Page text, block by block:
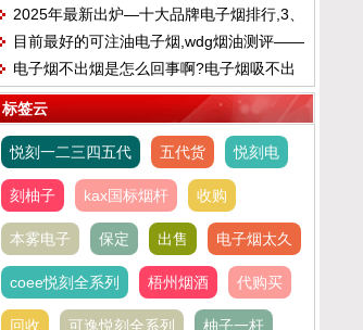
2025年最新出炉—十大品牌电子烟排行,3、
火器AMMO
目前最好的可注油电子烟,wdg烟油测评——
樱花可乐味
电子烟不出烟是怎么回事啊?电子烟吸不出
来烟雾怎么办
标签云
悦刻一二三四五代 五代货 悦刻电
刻柚子 kax国标烟杆 收购
本雾电子 保定 出售 电子烟太久
coee悦刻全系列 梧州烟酒 代购买
回收 可逸悦刻全系列 柚子一杆